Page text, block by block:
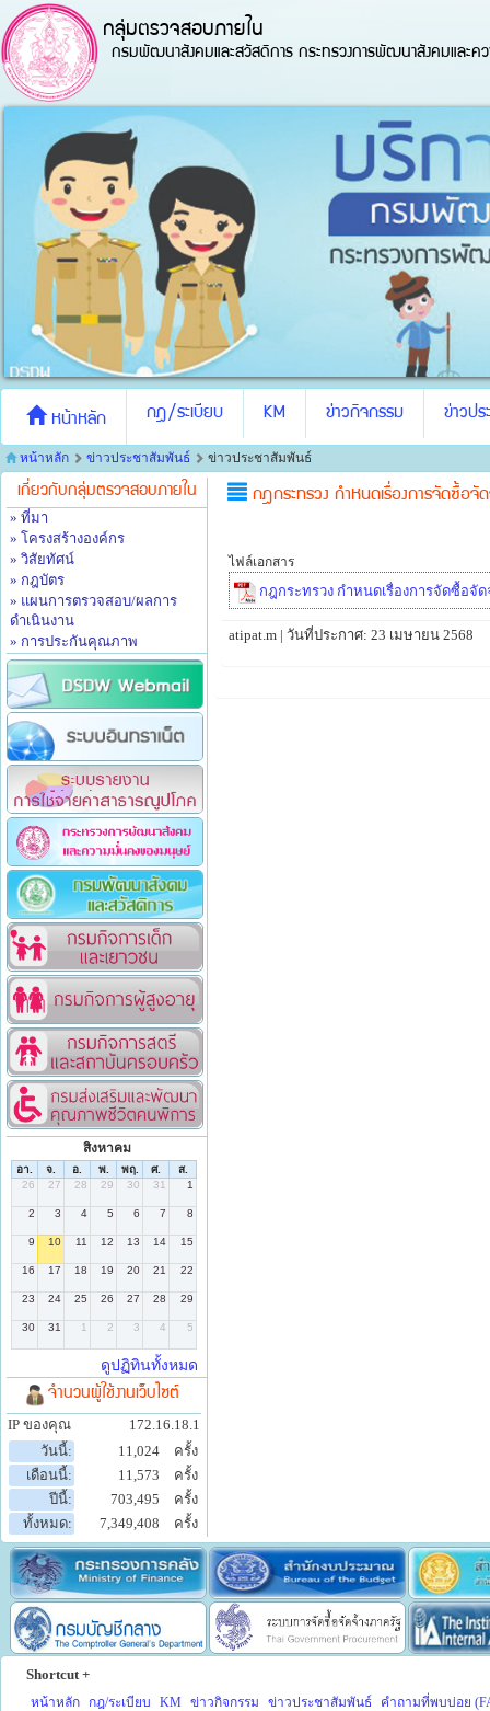
กลุ่มตรวจสอบภายใน
กรมพัฒนาสังคมและสวัสดิการ กระทรวงการพัฒนาสังคมและค
หน้าหลัก กฎ/ระเบียบ KM ข่าวกิจกรรม ข่าวป
หน้าหลัก ข่าวประชาสัมพันธ์ ข่าวประชาสัมพันธ์
เกี่ยวกับกลุ่มตรวจสอบภายใน
» ที่มา
» โครงสร้างองค์กร
» วิสัยทัศน์
» กฎบัตร
» แผนการตรวจสอบ/ผลการ
ดำเนินงาน
» การประกันคุณภาพ
สิงหาคม
จำนวนผู้ใช้งานเว็บไซต์
IP ของคุณ
172.16.18.1
วันนี้:
11,024
ครั้ง
เดือนนี้:
11,573
ครั้ง
ปีนี้:
703,495
ครั้ง
ทั้งหมด:
7,349,408 ครั้ง
กฎกระทรวง กำหนดเรื่องการจัดซื้อ
ไฟล์เอกสาร
กฎกระทรวง กำหนดเรื่องการจัดซื้อ
atipat.m | วันที่ประกาศ: 23 เมษายน 2568
Shortcut +
หน้าหลัก กฎ/ระเบียบ KM ข่าวกิจกรรม ข่าวประชาสัมพันธ์ คำถามที่พบบ่อย